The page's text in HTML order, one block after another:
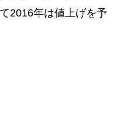
2016年は値上げを予